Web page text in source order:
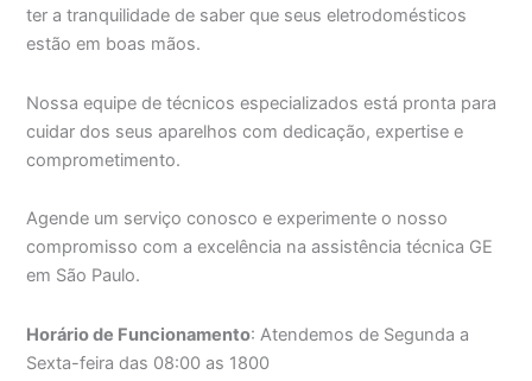
ter a tranquilidade de saber que seus eletrodomésticos
estão em boas mãos.
Nossa equipe de técnicos especializados está pronta para
cuidar dos seus aparelhos com dedicação, expertise e
comprometimento.
Agende um serviço conosco e experimente o nosso
compromisso com a excelência na assistência técnica GE
em São Paulo.
Horário de Funcionamento: Atendemos de Segunda a
Sexta-feira das 08:00 as 1800